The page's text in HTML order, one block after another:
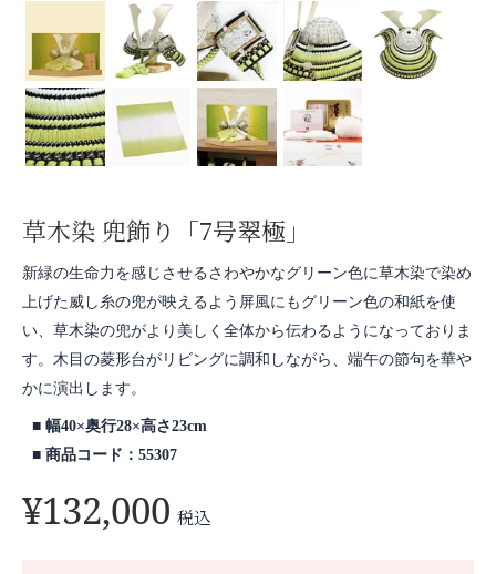
草木染 兜飾り「7号翠極」
新緑の生命力を感じさせるさわやかなグリーン色に草木染で染め
上げた威し糸の兜が映えるよう屏風にもグリーン色の和紙を使
い、草木染の兜がより美しく全体から伝わるようになっておりま
す。木目の菱形台がリビングに調和しながら、端午の節句を華や
かに演出します。
幅40×奥行28×高さ23cm
商品コード：55307
¥132,000 税込